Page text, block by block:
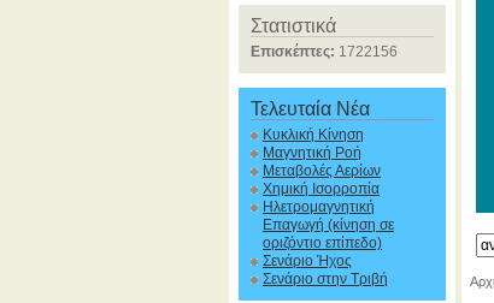
Στατιστικά
Επισκέπτες: 1722156
Τελευταία Νέα
Κυκλική Κίνηση
Μαγνητική Ροή
Μεταβολές Αερίων
Χημική Ισορροπία
Ηλετρομαγνητική
Επαγωγή (κίνηση σε
οριζόντιο επίπεδο)
Σενάριο Ήχος
Σενάριο στην Τριβή